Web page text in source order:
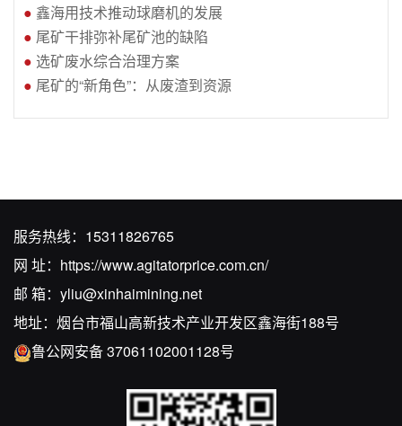
● 鑫海用技术推动球磨机的发展
● 尾矿干排弥补尾矿池的缺陷
● 选矿废水综合治理方案
● 尾矿的“新角色”：从废渣到资源
服务热线： 15311826765
网 址： https://www.agitatorprice.com.cn/
邮 箱： yliu@xinhaimining.net
地址：烟台市福山高新技术产业开发区鑫海街188号
鲁公网安备 37061102001128号